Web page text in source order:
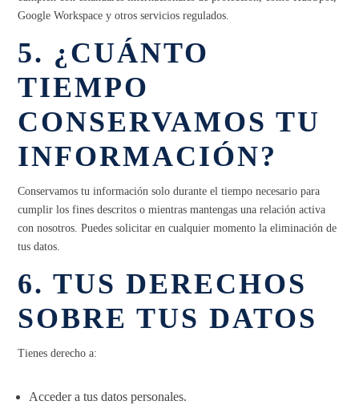
Google Workspace y otros servicios regulados.
5. ¿CUÁNTO
TIEMPO
CONSERVAMOS TU
INFORMACIÓN?
Conservamos tu información solo durante el tiempo necesario para
cumplir los fines descritos o mientras mantengas una relación activa
con nosotros. Puedes solicitar en cualquier momento la eliminación de
tus datos.
6. TUS DERECHOS
SOBRE TUS DATOS
Tienes derecho a:
Acceder a tus datos personales.